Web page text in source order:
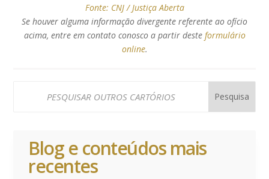
Fonte: CNJ / Justiça Aberta
Se houver alguma informação divergente referente ao ofício
acima, entre em contato conosco a partir deste formulário
online.
Blog e conteúdos mais
recentes